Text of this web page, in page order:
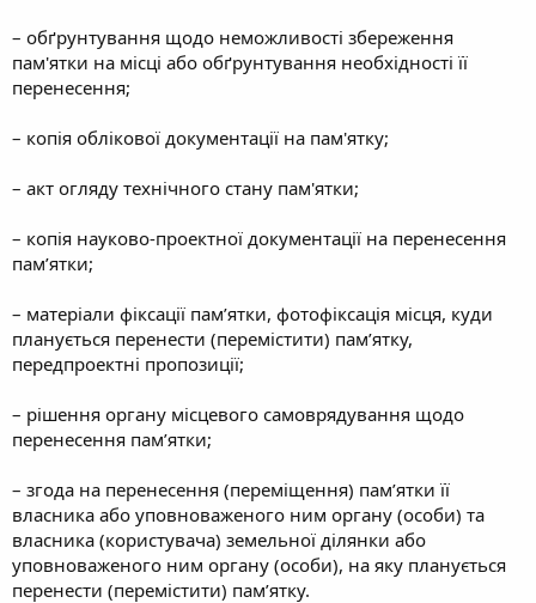
– обґрунтування щодо неможливості збереження
пам'ятки на місці або обґрунтування необхідності її
перенесення;
– копія облікової документації на пам'ятку;
– акт огляду технічного стану пам'ятки;
– копія науково-проектної документації на перенесення
пам’ятки;
– матеріали фіксації пам’ятки, фотофіксація місця, куди
планується перенести (перемістити) пам’ятку,
передпроектні пропозиції;
– рішення органу місцевого самоврядування щодо
перенесення пам’ятки;
– згода на перенесення (переміщення) пам’ятки її
власника або уповноваженого ним органу (особи) та
власника (користувача) земельної ділянки або
уповноваженого ним органу (особи), на яку планується
перенести (перемістити) пам’ятку.